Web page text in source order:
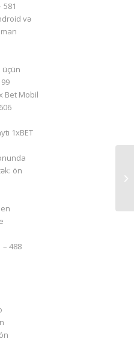
və
üçün
Bet Mobil
1xBET
ön
– 488